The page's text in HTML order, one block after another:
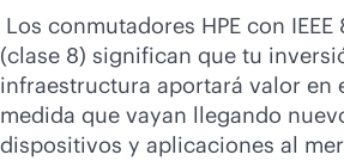
Los conmutadores HPE con
(clase 8) significan que tu
infraestructura aportará valor en
medida que vayan llegando
dispositivos y aplicaciones al